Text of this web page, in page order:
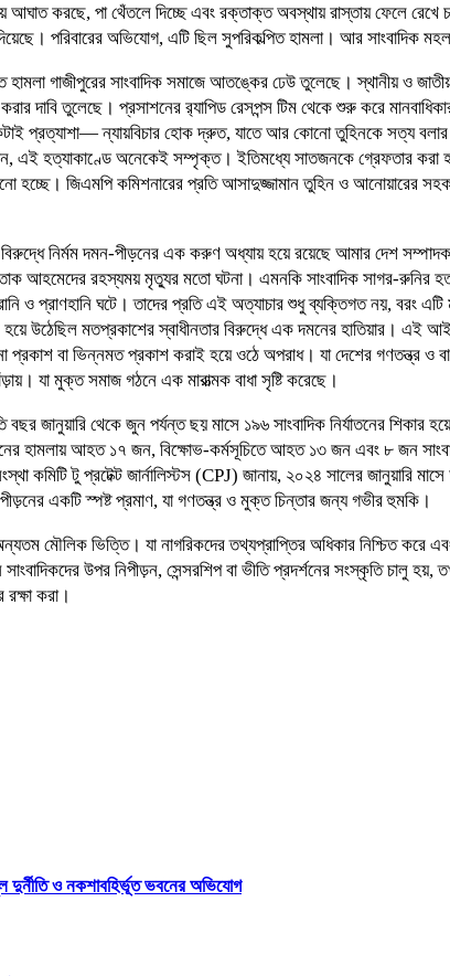
আঘাত করছে, পা থেঁতলে দিচ্ছে এবং রক্তাক্ত অবস্থায় রাস্তায় ফেলে
পরিবারের অভিযোগ, এটি ছিল সুপরিকল্পিত হামলা। আর সাংবাদিক
গাজীপুরের সাংবাদিক সমাজে আতঙ্কের ঢেউ তুলেছে। স্থানীয় ও
করার দাবি তুলেছে। প্রসাশনের র‍্যাপিড রেসপন্স টিম থেকে শুরু করে
প্রত্যাশা— ন্যায়বিচার হোক দ্রুত, যাতে আর কোনো তুহিনকে সত্য
এই হত্যাকাণ্ডে অনেকেই সম্পৃক্ত। ইতিমধ্যে সাতজনকে গ্রেফতার করা
হচ্ছে। জিএমপি কমিশনারের প্রতি আসাদুজ্জামান তুহিন ও আনোয়ারের
নির্মম দমন-পীড়নের এক করুণ অধ্যায় হয়ে রয়েছে আমার দেশ
আহমেদের রহস্যময় মৃত্যুর মতো ঘটনা। এমনকি সাংবাদিক সাগর-রুনির
ও প্রাণহানি ঘটে। তাদের প্রতি এই অত্যাচার শুধু ব্যক্তিগত নয়, বরং
উঠেছিল মতপ্রকাশের স্বাধীনতার বিরুদ্ধে এক দমনের হাতিয়ার। এই
প্রকাশ বা ভিন্নমত প্রকাশ করাই হয়ে ওঠে অপরাধ। যা দেশের গণতন্ত্র ও
যা মুক্ত সমাজ গঠনে এক মারাত্মক বাধা সৃষ্টি করেছে।
থেকে জুন পর্যন্ত ছয় মাসে ১৯৬ সাংবাদিক নির্যাতনের শিকার
হামলায় আহত ১৭ জন, বিক্ষোভ-কর্মসূচিতে আহত ১৩ জন এবং ৮ জন
কমিটি টু প্রটেক্ট জার্নালিস্টস (CPJ) জানায়, ২০২৪ সালের জানুয়ারি
একটি স্পষ্ট প্রমাণ, যা গণতন্ত্র ও মুক্ত চিন্তার জন্য গভীর হুমকি।
মৌলিক ভিত্তি। যা নাগরিকদের তথ্যপ্রাপ্তির অধিকার নিশ্চিত করে
উপর নিপীড়ন, সেন্সরশিপ বা ভীতি প্রদর্শনের সংস্কৃতি
রক্ষা করা।
দুর্নীতি ও নকশাবহির্ভূত ভবনের অভিযোগ